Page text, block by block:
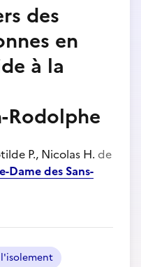
des
en
à la
Rodolphe
P., Nicolas H. de
Dame des Sans-